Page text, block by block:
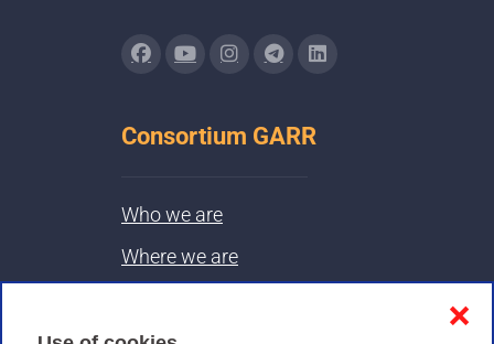
❌
Consortium GARR
Who we are
Where we are